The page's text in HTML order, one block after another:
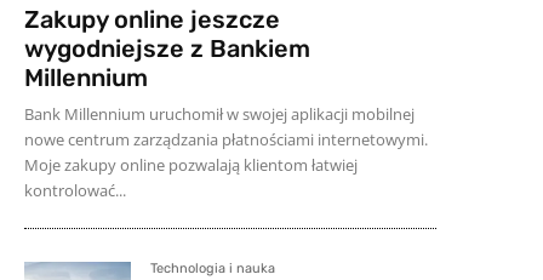
Zakupy online jeszcze
wygodniejsze z Bankiem
Millennium
Bank Millennium uruchomił w swojej aplikacji mobilnej
nowe centrum zarządzania płatnościami internetowymi.
Moje zakupy online pozwalają klientom łatwiej
kontrolować...
Technologia i nauka